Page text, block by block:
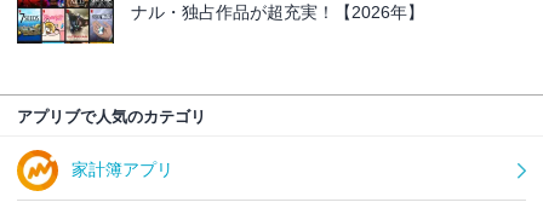
ナル・独占作品が超充実！【2026年】
アプリブで人気のカテゴリ
家計簿アプリ